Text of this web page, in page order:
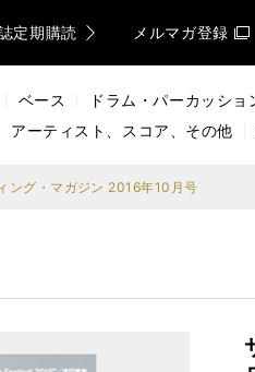
定期購読 メルマガ登録
ベース ドラム・パーカッショ
アーティスト、スコア、その他
ング・マガジン 2016年10月号